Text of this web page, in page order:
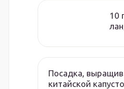
10
Посадка,
китайской